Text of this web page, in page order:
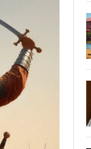
idi -
artdı.
Sinbad,
daha
qəbul
nümayiş
şiə